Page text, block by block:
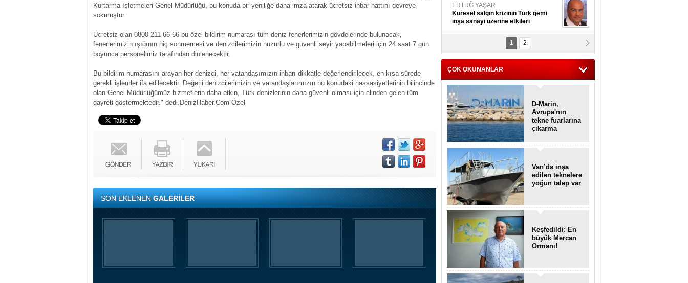
Kurtarma İşletmeleri Genel Müdürlüğü, bu konuda bir yeniliğe daha imza atarak ücretsiz ihbar hattını devreye
sokmuştur.
Ücretsiz olan 0800 211 66 66 bu özel bildirim numarası tüm deniz fenerlerimizin gövdelerinde bulunacak,
fenerlerimizin ışığının hiç sönmemesi ve denizcilerimizin huzurlu ve güvenli seyir yapabilmeleri için 24 saat 7 gün
boyunca personelimiz tarafından dinlenecektir.
Bu bildirim numarasını arayan her denizci, her vatandaşımızın ihbarı dikkatle değerlendirilecek, en kısa sürede
gerekli işlemler ifa edilecektir. Değerli denizcilerimizin ve vatandaşlarımızın bu konudaki hassasiyetlerinin bilincinde
olan Genel Müdürlüğümüz hizmetlerin daha etkin, Türk denizlerinin daha güvenli olması için elinden gelen tüm
gayreti göstermektedir." dedi. DenizHaber.Com-Özel
SON EKLENENGALERİLER
ERTUĞ YAŞAR
Küresel salgın krizinin Türk gemi
inşa sanayi üzerine etkileri
Kpt. MESUT AZMİ GÖKSOY
ithafen...
1 2
ÇOK OKUNANLAR
D-Marin,
Avrupa'nın
tekne fuarlarına
çıkarma
Van’da inşa
edilen teknelere
yoğun talep var
Keşfedildi: En
büyük Mercan
Ormanı!